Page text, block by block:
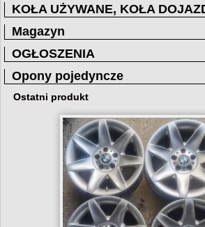
KOŁA UŻYWANE, KOŁA
Magazyn
OGŁOSZENIA
Opony pojedyncze
Ostatni produkt